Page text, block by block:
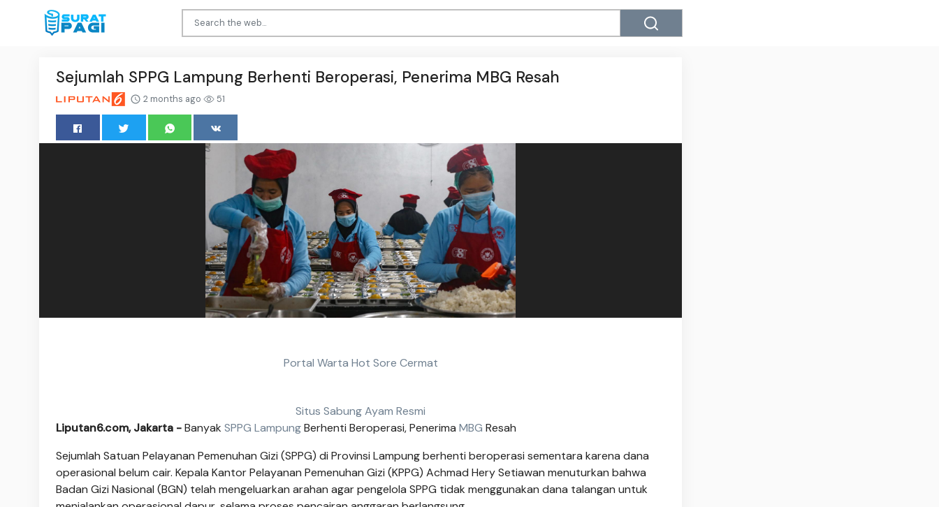
Sejumlah SPPG Lampung Berhenti Beroperasi, Penerima MBG Resah
2 months ago 51
Portal Warta Hot Sore Cermat
Situs Sabung Ayam Resmi
Liputan6.com, Jakarta -Banyak SPPG LampungBerhenti Beroperasi, Penerima MBG Resah
Sejumlah Satuan Pelayanan Pemenuhan Gizi (SPPG) di Provinsi Lampung berhenti beroperasi sementara karena dana
operasional belum cair. Kepala Kantor Pelayanan Pemenuhan Gizi (KPPG) Achmad Hery Setiawan menuturkan bahwa
Badan Gizi Nasional (BGN) telah mengeluarkan arahan agar pengelola SPPG tidak menggunakan dana talangan untuk